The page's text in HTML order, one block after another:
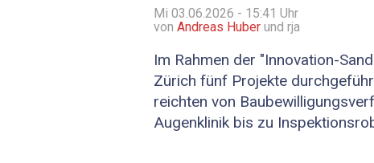
Mi 03.06.2026 - 15:41 Uhr
von Andreas Huber und rja
Im Rahmen der "Innovation-
Zürich fünf Projekte
reichten von
Augenklinik bis zu